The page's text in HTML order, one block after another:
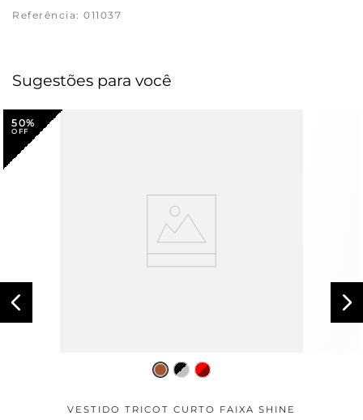
Referência: 011037
Sugestões para você
50%
VESTIDO TRICOT CURTO FAIXA SHINE